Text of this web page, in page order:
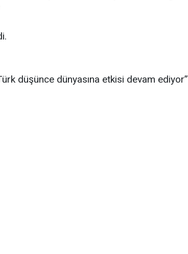
düşünce dünyasına etkisi devam ediyor”